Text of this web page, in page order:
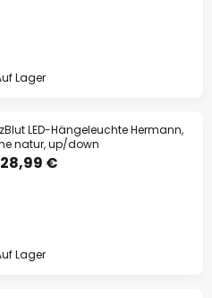
Lager
LED-Hängeleuchte Hermann,
natur, up/down
€
Lager